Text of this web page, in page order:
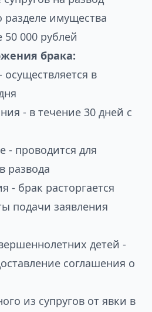
разделе имущества
000 рублей
брака:
в
- в течение 30 дней с
- проводится для
развода
- брак расторгается
подачи заявления
детей -
соглашения о
из супругов от явки в